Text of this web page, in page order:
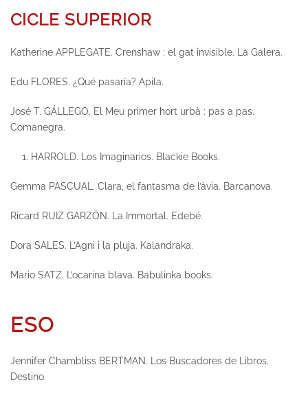
CICLE SUPERIOR
Katherine APPLEGATE. Crenshaw : el gat invisible. La Galera.
Edu FLORES. ¿Qué pasaría? Apila.
José T. GÁLLEGO. El Meu primer hort urbà : pas a pas.
Comanegra.
HARROLD. Los Imaginarios. Blackie Books.
Gemma PASCUAL. Clara, el fantasma de l’àvia. Barcanova.
Ricard RUIZ GARZÓN. La Immortal. Edebé.
Dora SALES. L’Agni i la pluja. Kalandraka.
Mario SATZ. L’ocarina blava. Babulinka books.
ESO
Jennifer Chambliss BERTMAN.
Los Buscadores de Libros.
Destino.